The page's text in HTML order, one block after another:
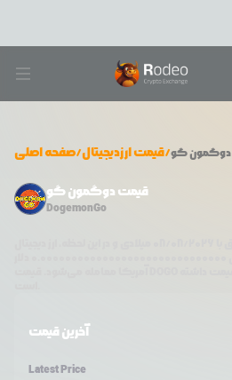
صفحه اصلی/قیمت ارزدیجیتال/دوگمون گو
قیمت دوگمون گو
DogemonGo
آخرین قیمت
Latest Price